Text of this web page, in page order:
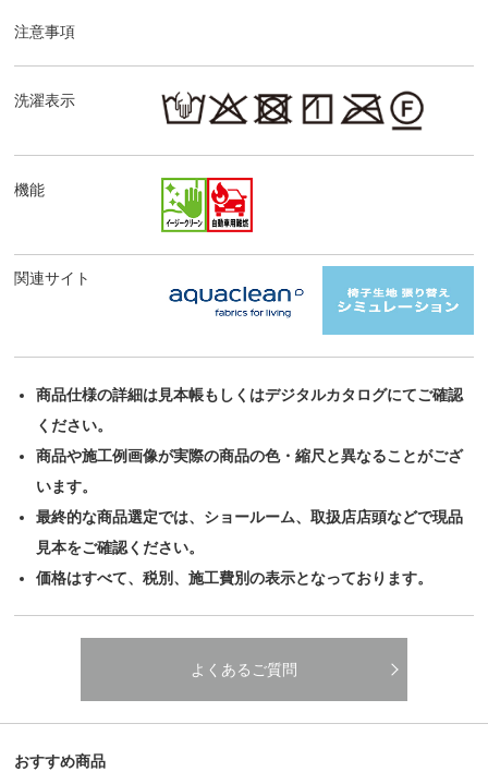
注意事項
洗濯表示
機能
関連サイト
商品仕様の詳細は見本帳もしくはデジタルカタログにてご確認
ください。
商品や施工例画像が実際の商品の色・縮尺と異なることがござ
います。
最終的な商品選定では、ショールーム、取扱店店頭などで現品
見本をご確認ください。
価格はすべて、税別、施工費別の表示となっております。
よくあるご質問
おすすめ商品